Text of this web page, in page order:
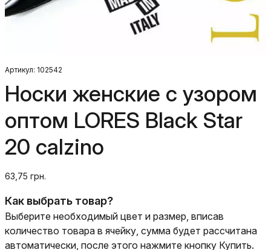
Артикул: 102542
Носки женские с узором
оптом LORES Black Star
20 calzino
63,75 грн.
Как выбрать товар?
Выберите необходимый цвет и размер, вписав
количество товара в ячейку, сумма будет рассчитана
автоматически, после этого нажмите кнопку Купить.